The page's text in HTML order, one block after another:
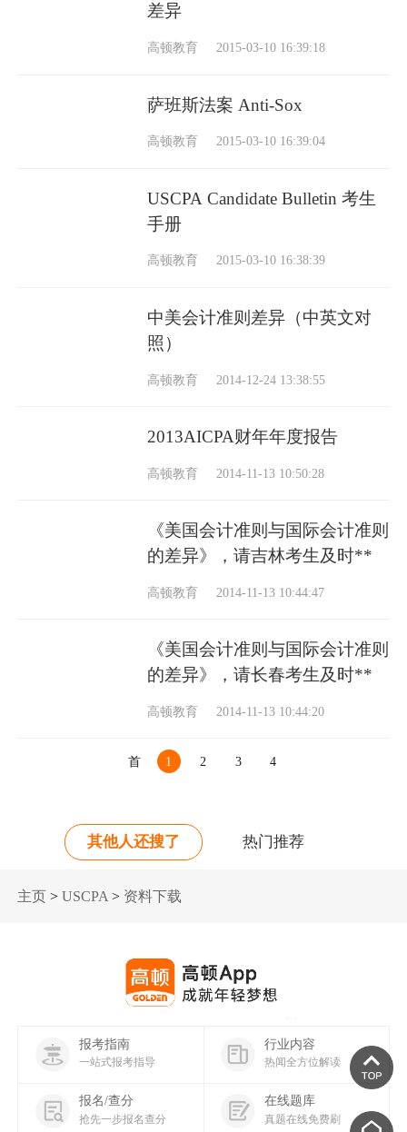
差异
高顿教育 2015-03-10 16:39:18
萨班斯法案 Anti-Sox
高顿教育 2015-03-10 16:39:04
USCPA Candidate Bulletin 考生
手册
高顿教育 2015-03-10 16:38:39
中美会计准则差异（中英文对
照）
高顿教育 2014-12-24 13:38:55
2013AICPA财年年度报告
高顿教育 2014-11-13 10:50:28
《美国会计准则与国际会计准则
的差异》，请吉林考生及时**
高顿教育 2014-11-13 10:44:47
《美国会计准则与国际会计准则
的差异》，请长春考生及时**
高顿教育 2014-11-13 10:44:20
首
1 2 3 4
其他人还搜了 热门推荐
主页 >USCPA > 资料下载
报考指南
一站式报考指导
行业内容
热闻全方位解读
报名/查分
抢先一步报名查分
在线题库
真题在线免费刷